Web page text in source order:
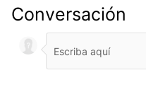
Conversación